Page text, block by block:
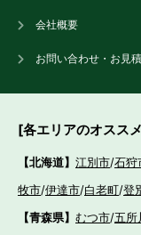
会社概要
お問い合わせ・お見
[各エリアのオスス
【北海道】 江別市/石狩
牧市/伊達市/白老町/登
【青森県】 むつ市/五所